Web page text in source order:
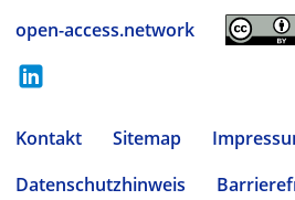
open-access.network
Kontakt Sitemap
Datenschutzhinweis